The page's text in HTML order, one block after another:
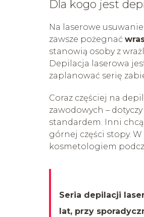
Dla kogo jest
Na laserowe
zawsze pożegnać
stanowią osoby z
Depilacja laserowa
zaplanować serię
Coraz częściej na
zawodowych –
standardem. Inni
górnej części stopy.
kosmetologiem
Seria depilacji
lat, przy